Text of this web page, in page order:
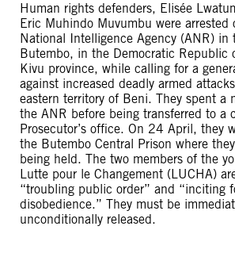
Human rights defenders, Elisée
Eric Muhindo Muvumbu were
National Intelligence Agency (ANR) in
Butembo, in the Democratic Republic
Kivu province, while calling for a
against increased deadly armed
eastern territory of Beni. They spent a
the ANR before being transferred to a
Prosecutor’s office. On 24 April, they
the Butembo Central Prison where
being held. The two members of the
Lutte pour le Changement (LUCHA)
“troubling public order” and “inciting
disobedience.” They must be
unconditionally released.